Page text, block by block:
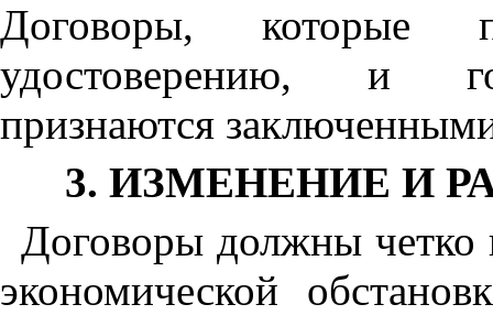
Договоры, которые
удостоверению, и
признаются
3. ИЗМЕНЕНИЕ И
Договоры должны четко
экономической